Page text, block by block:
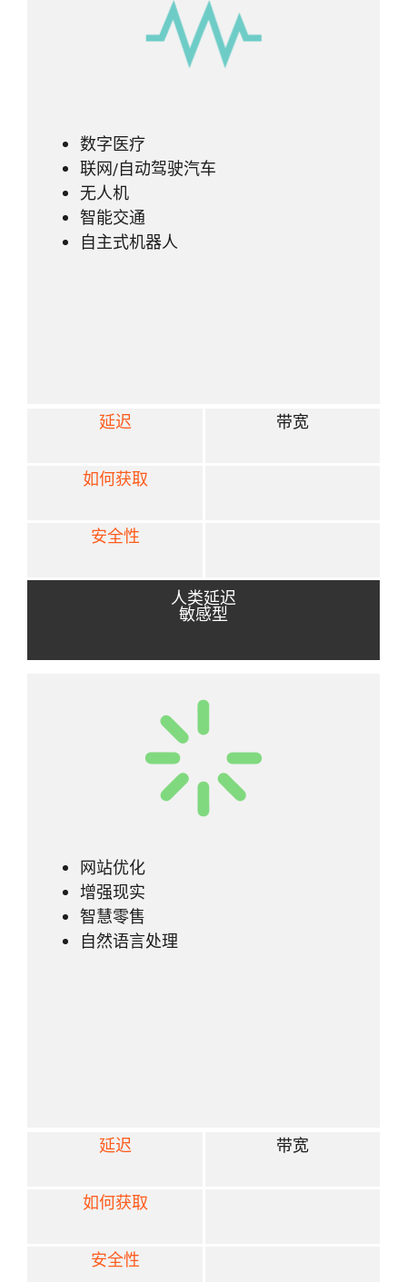
数字医疗
联网/自动驾驶汽车
无人机
智能交通
自主式机器人
延迟 带宽
如何获取
安全性
人类延迟
敏感型
网站优化
增强现实
智慧零售
自然语言处理
延迟 带宽
如何获取
安全性